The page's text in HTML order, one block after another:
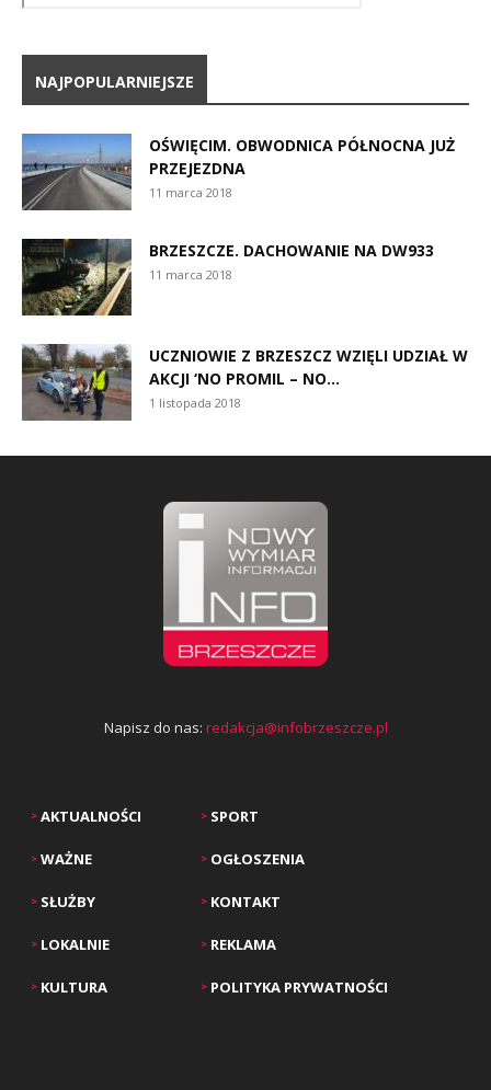
NAJPOPULARNIEJSZE
OŚWIĘCIM. OBWODNICA PÓŁNOCNA JUŻ
PRZEJEZDNA
11 marca 2018
BRZESZCZE. DACHOWANIE NA DW933
11 marca 2018
UCZNIOWIE Z BRZESZCZ WZIĘLI UDZIAŁ W
AKCJI ‘NO PROMIL – NO...
1 listopada 2018
Napisz do nas: redakcja@infobrzeszcze.pl
> AKTUALNOŚCI
> WAŻNE
> SŁUŻBY
> LOKALNIE
> KULTURA
> SPORT
> OGŁOSZENIA
> KONTAKT
> REKLAMA
> POLITYKA PRYWATNOŚCI